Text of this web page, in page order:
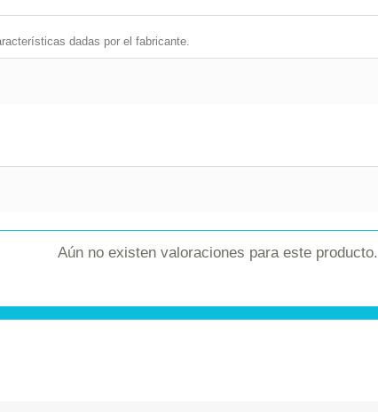
dadas por el fabricante.
Aún no existen valoraciones para este producto.